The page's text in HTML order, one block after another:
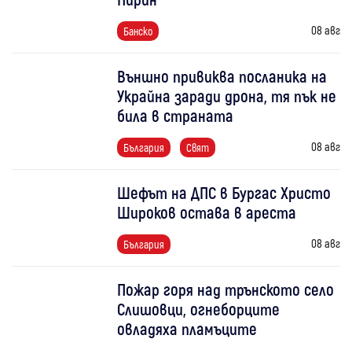
Банско 08 авг
Външно привиква посланика на
Украйна заради дрона, тя пък не
била в страната
България Свят 08 авг
Шефът на ДПС в Бургас Христо
Широков остава в ареста
България 08 авг
Пожар горя над трънското село
Слишовци, огнеборците
овладяха пламъците